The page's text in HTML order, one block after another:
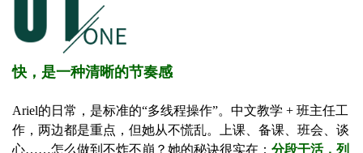
快，是一种清晰的节奏感
Ariel的日常，是标准的“多线程操作”。中文教学 + 班主任工
作，两边都是重点，但她从不慌乱。上课、备课、班会、谈
心……怎么做到不炸不崩？她的秘诀很实在： 分段干活，列